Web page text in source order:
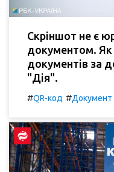
Скріншот не є
документом. Як
документів за
"Дія".
#QR-код #Документ